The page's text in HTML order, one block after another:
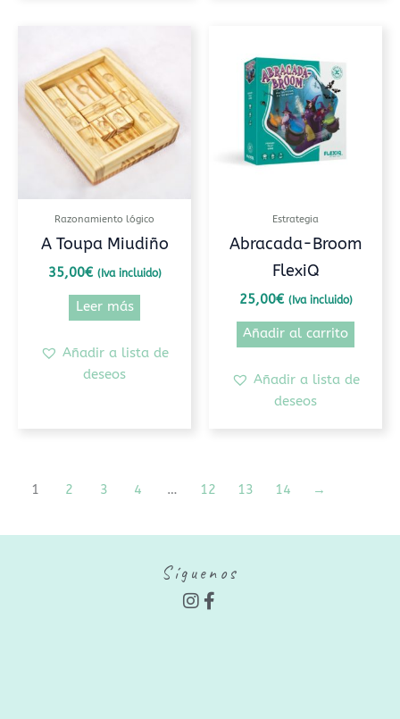
Razonamiento lógico
A Toupa Miudiño
35,00€ (Iva incluido)
Leer más
Añadir a lista de
deseos
Estrategia
Abracada-Broom
FlexiQ
25,00€ (Iva incluido)
Añadir al carrito
Añadir a lista de
deseos
1 2 3 4 … 12 13 14 →
Síguenos
I
n
F
a